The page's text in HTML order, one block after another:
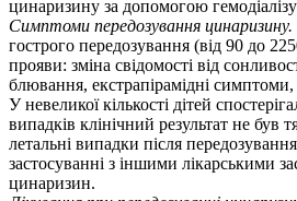
цинаризину за допомогою гемодіалізу
Симптоми передозування цинаризину.
гострого передозування (від 90 до
прояви: зміна свідомості від
блювання, екстрапірамідні симптоми,
У невеликої кількості дітей
випадків клінічний результат не був
летальні випадки після
застосуванні з іншими лікарськими
цинаризин.